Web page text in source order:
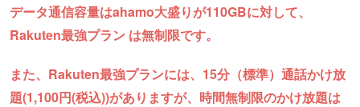
データ通信容量はahamo大盛りが110GBに対して、
Rakuten最強プラン は無制限です。
また、Rakuten最強プランには、15分（標準）通話かけ放
題(1,100円(税込))がありますが、時間無制限のかけ放題は